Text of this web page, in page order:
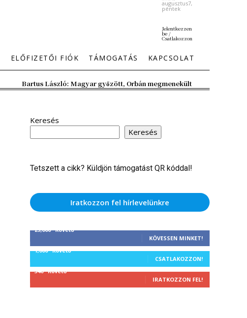
augusztus7,
péntek
Jelentkezzen
be /
Csatlakozzon
ELŐFIZETŐI FIÓK TÁMOGATÁS KAPCSOLAT
Bartus László: Magyar győzött, Orbán megmenekült
Keresés
Keresés
Tetszett a cikk? Küldjön támogatást QR kóddal!
Iratkozzon fel hírlevelünkre
25,000 Követő
KÖVESSEN MINKET!
1,000 Követő
CSATLAKOZZON!
340 Követő
IRATKOZZON FEL!